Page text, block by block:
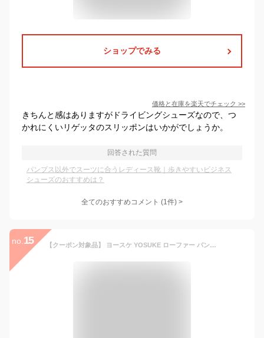
ショップでみる
価格と在庫を楽天でチェック >>
きちんと感はありますがドライビングシューズなので、つ
かれにくいリゲッタのスリッポンはいかがでしょうか。
回答された質問
パンプス以外でスーツに合うレディース靴｜歩きやすいビジネス
シューズのおすすめは？
全てのおすすめコメント (1件) >
no. 15 【クーポン対象品】 ヨースケ YOSUKE ローファー パンプス 本革 レザー レディース 全4色 22.5-25.5 5510060 セール